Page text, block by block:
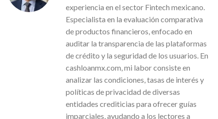
experiencia en el sector Fintech mexicano.
Especialista en la evaluación comparativa
de productos financieros, enfocado en
auditar la transparencia de las plataformas
de crédito y la seguridad de los usuarios. En
cashloanmx.com, mi labor consiste en
analizar las condiciones, tasas de interés y
políticas de privacidad de diversas
entidades crediticias para ofrecer guías
imparciales, ayudando a los lectores a